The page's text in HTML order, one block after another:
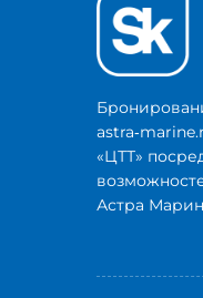
«ЦТТ»
Астра Марин